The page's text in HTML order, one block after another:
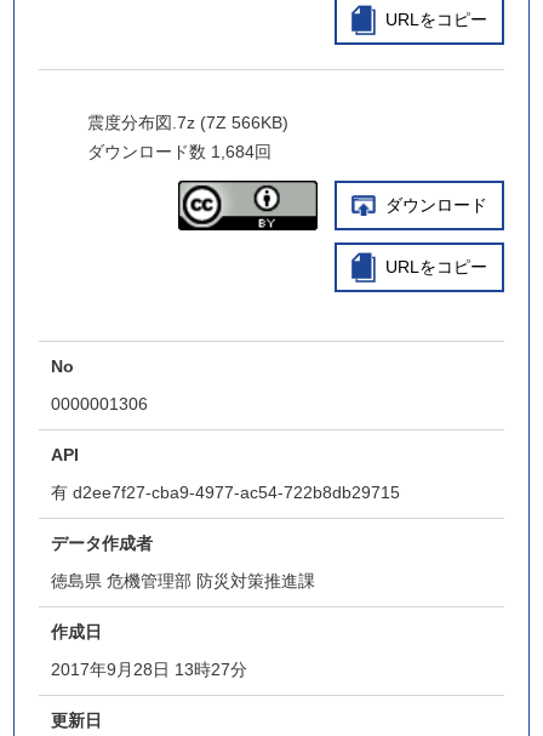
URLをコピー
震度分布図.7z (7Z 566KB)
ダウンロード数 1,684回
ダウンロード
URLをコピー
No
0000001306
API
有 d2ee7f27-cba9-4977-ac54-722b8db29715
データ作成者
徳島県 危機管理部 防災対策推進課
作成日
2017年9月28日 13時27分
更新日